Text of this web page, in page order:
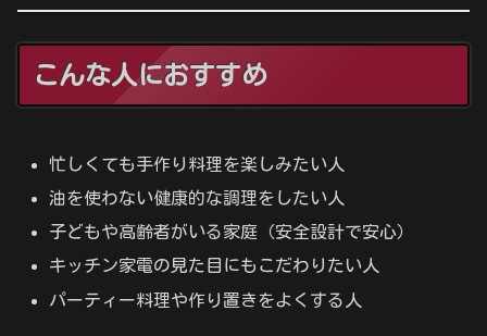
こんな人におすすめ
忙しくても手作り料理を楽しみたい人
油を使わない健康的な調理をしたい人
子どもや高齢者がいる家庭（安全設計で安心）
キッチン家電の見た目にもこだわりたい人
パーティー料理や作り置きをよくする人